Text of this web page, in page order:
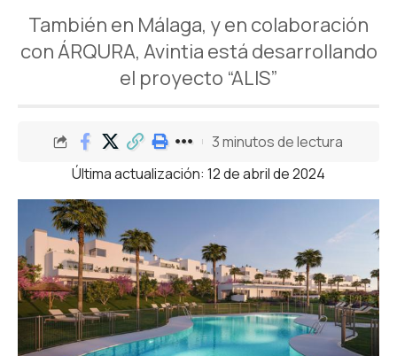
También en Málaga, y en colaboración
con ÁRQURA, Avintia está desarrollando
el proyecto “ALIS”
Última actualización: 12 de abril de 2024
3 minutos de lectura